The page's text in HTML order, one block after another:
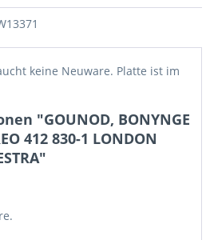
keine Neuware. Platte ist im
"GOUNOD, BONYNGE
412 830-1 LONDON